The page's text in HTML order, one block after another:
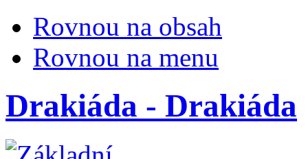
Rovnou na obsah
Rovnou na menu
Drakiáda - Drakiáda